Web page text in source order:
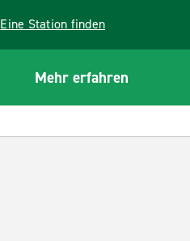
Eine Station finden
Mehr erfahren